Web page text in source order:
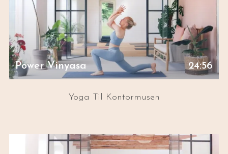
Power Vinyasa 24:56
Yoga Til Kontormusen